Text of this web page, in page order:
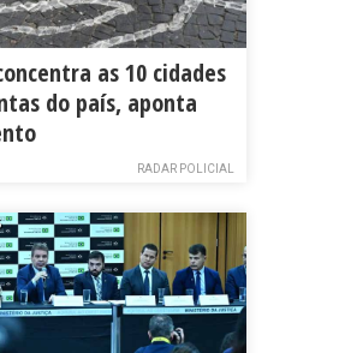
as 10 cidades
do país, aponta
RADAR POLICIAL